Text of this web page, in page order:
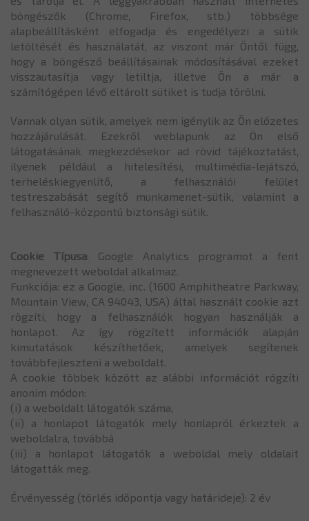
böngészők (Chrome, Firefox, stb.) többsége
alapbeállításként elfogadja és engedélyezi a sütik
letöltését és használatát, az viszont már Öntől függ,
hogy a böngésző beállításainak módosításával ezeket
visszautasítja vagy letiltja, illetve Ön a már a
számítógépen lévő eltárolt sütiket is tudja törölni.
Vannak olyan sütik, amelyek nem igénylik az Ön előzetes
hozzájárulását. Ezekről weblapunk az Ön első
látogatásának megkezdésekor ad rövid tájékoztatást,
ilyenek például a hitelesítési, multimédia-lejátszó,
terheléskiegyenlítő, a felhasználói felület
testreszabását segítő munkamenet-sütik, valamint a
felhasználó-központú biztonsági sütik.
Cookie Típusa: Google Analytics programot a fent
megnevezett weboldal alkalmaz.
Funkciója: ez a Google, inc. (1600 Amphitheatre Parkway,
Mountain View, CA 94043, USA) által használt cookie azt
rögzíti, hogy a felhasználók hogyan használják a
honlapot. Az így rögzített információk alapján
kimutatások készíthetőek, amelyek segítenek
továbbfejleszteni a weboldalt.
A cookie többek között az alábbi információt rögzíti
anonim módon:
(i) a weboldalt látogatók száma,
(ii) a honlapot látogatók mely honlapról érkeztek a
weboldalra, továbbá
(iii) a honlapot látogatók a weboldal mely oldalait
látogatták meg.
Érvényesség (törlés időpontja vagy határideje): 2 év